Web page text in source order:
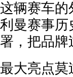
这辆赛车的
利曼赛事历
署，把品
最大亮点莫